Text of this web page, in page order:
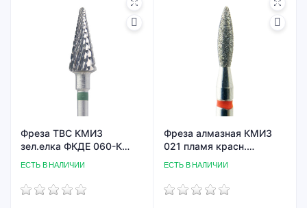
Фреза ТВС КМИЗ
зел.елка ФКДЕ 060-К
ЕСТЬ В НАЛИЧИИ
Фреза алмазная КМИЗ
021 пламя красн.
ЕСТЬ В НАЛИЧИИ